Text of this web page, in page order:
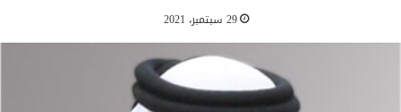
29 سبتمبر، 2021